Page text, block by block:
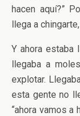
hacen aquí?”
llega a
Y ahora estaba
llegaba a
explotar.
esta gente no
“ahora vamos a